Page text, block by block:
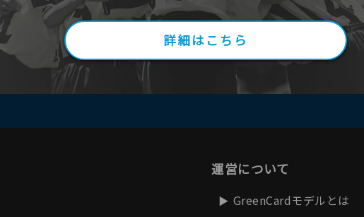
詳細はこちら
運営について
GreenCardモデルとは